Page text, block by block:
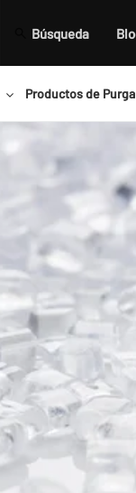
Búsqueda
Productos de Purga